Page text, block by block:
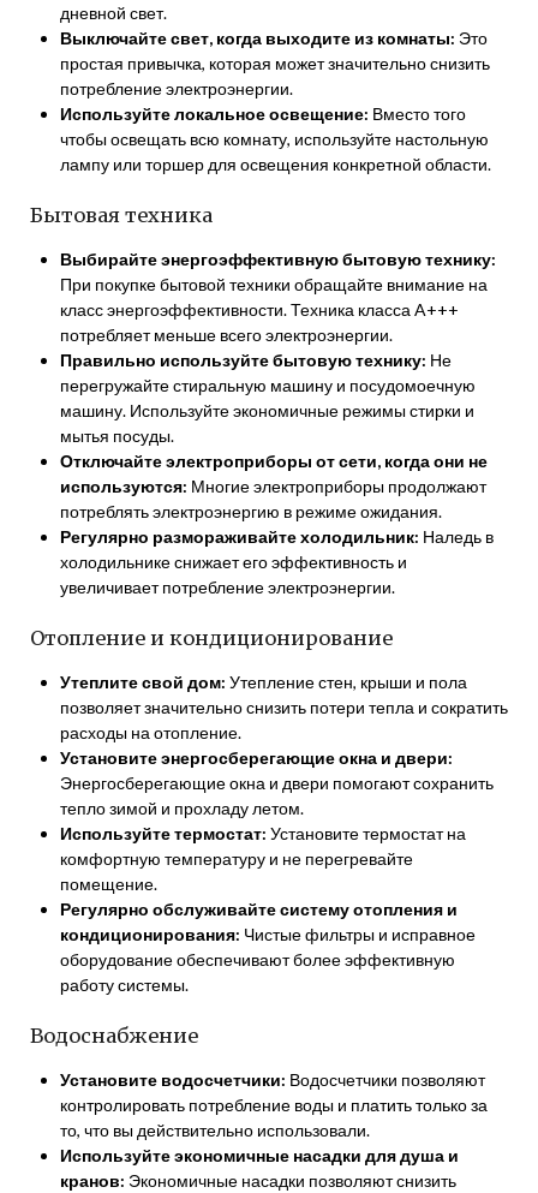
дневной свет.
Выключайте свет, когда выходите из комнаты: Это
простая привычка, которая может значительно снизить
потребление электроэнергии.
Используйте локальное освещение: Вместо того
чтобы освещать всю комнату, используйте настольную
лампу или торшер для освещения конкретной области.
Бытовая техника
Выбирайте энергоэффективную бытовую технику:
При покупке бытовой техники обращайте внимание на
класс энергоэффективности. Техника класса A+++
потребляет меньше всего электроэнергии.
Правильно используйте бытовую технику: Не
перегружайте стиральную машину и посудомоечную
машину. Используйте экономичные режимы стирки и
мытья посуды.
Отключайте электроприборы от сети, когда они не
используются: Многие электроприборы продолжают
потреблять электроэнергию в режиме ожидания.
Регулярно размораживайте холодильник: Наледь в
холодильнике снижает его эффективность и
увеличивает потребление электроэнергии.
Отопление и кондиционирование
Утеплите свой дом: Утепление стен, крыши и пола
позволяет значительно снизить потери тепла и сократить
расходы на отопление.
Установите энергосберегающие окна и двери:
Энергосберегающие окна и двери помогают сохранить
тепло зимой и прохладу летом.
Используйте термостат: Установите термостат на
комфортную температуру и не перегревайте
помещение.
Регулярно обслуживайте систему отопления и
кондиционирования: Чистые фильтры и исправное
оборудование обеспечивают более эффективную
работу системы.
Водоснабжение
Установите водосчетчики: Водосчетчики позволяют
контролировать потребление воды и платить только за
то, что вы действительно использовали.
Используйте экономичные насадки для душа и
кранов: Экономичные насадки позволяют снизить